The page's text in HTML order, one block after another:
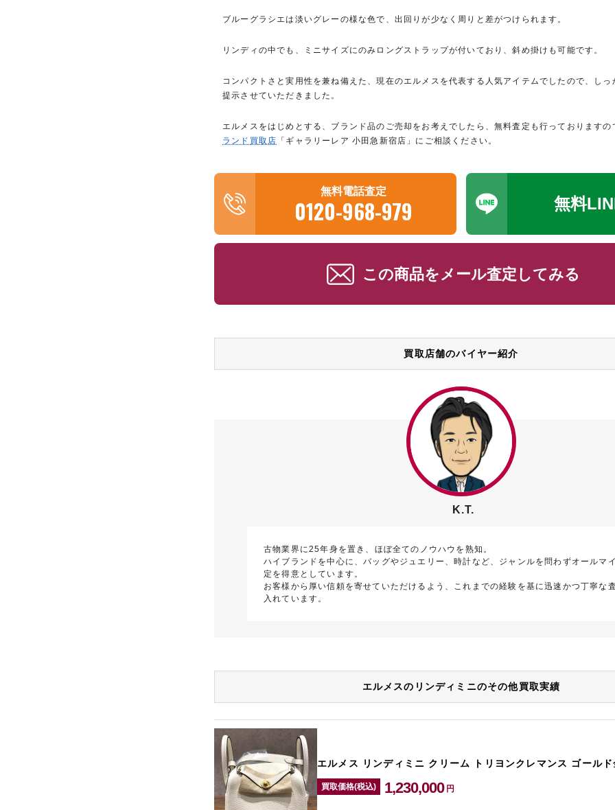
ブルーグラシエは淡いグレーの様な色で、出回りが少なく周りと差がつけられます。
リンディの中でも、ミニサイズにのみロングストラップが付いており、斜め掛けも可能です。
コンパクトさと実用性を兼ね備えた、現在のエルメスを代表する人気アイテムでしたので、しっ
提示させていただきました。
エルメスをはじめとする、ブランド品のご売却をお考えでしたら、無料査定も行っておりますの
ランド買取店 「ギャラリーレア 小田急新宿店」にご相談ください。
無料電話査定
0120-968-979 無料
この商品をメール査定してみる
買取店舗のバイヤー紹介
K.T.
古物業界に25年身を置き、ほぼ全てのノウハウを熟知。
ハイブランドを中心に、バッグやジュエリー、時計など、ジャンルを問わずオールマ
定を得意としています。
お客様から厚い信頼を寄せていただけるよう、これまでの経験を基に迅速かつ丁寧な
入れています。
エルメスのリンディミニのその他買取実績
エルメス リンディミニ クリーム トリヨンクレマンス ゴール
買取価格(税込) 1,230,000 円